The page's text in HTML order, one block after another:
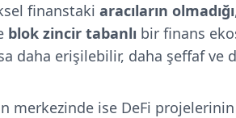
finanstaki aracıların olmadığı
blok zincir tabanlı bir finans
daha erişilebilir, daha şeffaf ve
merkezinde ise DeFi